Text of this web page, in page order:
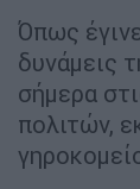
Όπως
δυνάμεις
σήμερα
πολιτών,